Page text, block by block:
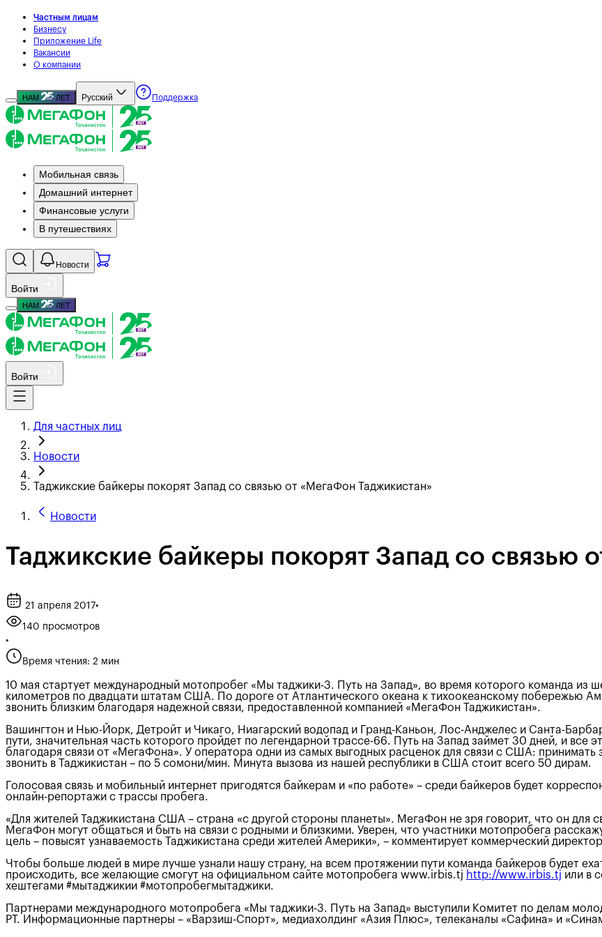
Частным лицам
Бизнесу
Приложение Life
Вакансии
О компании
НАМ ЛЕТ Русский Поддержка
Мобильная связь
Домашний интернет
Финансовые услуги
В путешествиях
Новости
Войти
НАМ ЛЕТ
Войти
Для частных лиц
Новости
Таджикские байкеры покорят Запад со связью от «МегаФон Таджикистан»
Новости
Таджикские байкеры покорят Запад со связью
21 апреля 2017•
140 просмотров
•
Время чтения: 2 мин
10 мая стартует международный мотопробег «Мы таджики-3. Путь на Запад», во время которого команда из
километров по двадцати штатам США. По дороге от Атлантического океана к тихоокеанскому побережью
звонить близким благодаря надежной связи, предоставленной компанией «МегаФон Таджикистан».
Вашингтон и Нью-Йорк, Детройт и Чикаго, Ниагарский водопад и Гранд-Каньон, Лос-Анджелес и Санта-
пути, значительная часть которого пройдет по легендарной трассе-66. Путь на Запад займет 30 дней, и все
благодаря связи от «МегаФона». У оператора одни из самых выгодных расценок для связи с США:
звонить в Таджикистан – по 5 сомони/мин. Минута вызова из нашей республики в США стоит всего 50 дирам.
Голосовая связь и мобильный интернет пригодятся байкерам и «по работе» – среди байкеров будет
онлайн-репортажи с трассы пробега.
«Для жителей Таджикистана США – страна «с другой стороны планеты». МегаФон не зря говорит, что он для
МегаФон могут общаться и быть на связи с родными и близкими. Уверен, что участники мотопробега
цель – повысят узнаваемость Таджикистана среди жителей Америки», – комментирует коммерческий
Чтобы больше людей в мире лучше узнали нашу страну, на всем протяжении пути команда байкеров будет
происходить, все желающие смогут на официальном сайте мотопробега www.irbis.tj http://www.irbis.tj или в
хештегами #мытаджикии #мотопробегмытаджики.
Партнерами международного мотопробега «Мы таджики-3. Путь на Запад» выступили Комитет по делам
РТ. Информационные партнеры – «Варзиш-Спорт», медиахолдинг «Азия Плюс», телеканалы «Сафина» и